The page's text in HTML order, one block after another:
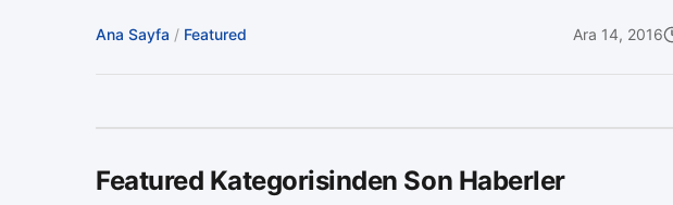
Ana Sayfa / Featured Ara 14, 2016
Featured Kategorisinden Son Haberler